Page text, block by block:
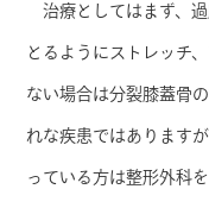
治療としてはまず、過
とるようにストレッチ
ない場合は分裂膝蓋骨
れな疾患ではあります
っている方は整形外科